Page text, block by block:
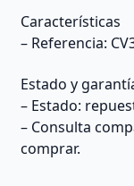
Características
– Referencia:
Estado y
– Estado:
– Consulta
comprar.